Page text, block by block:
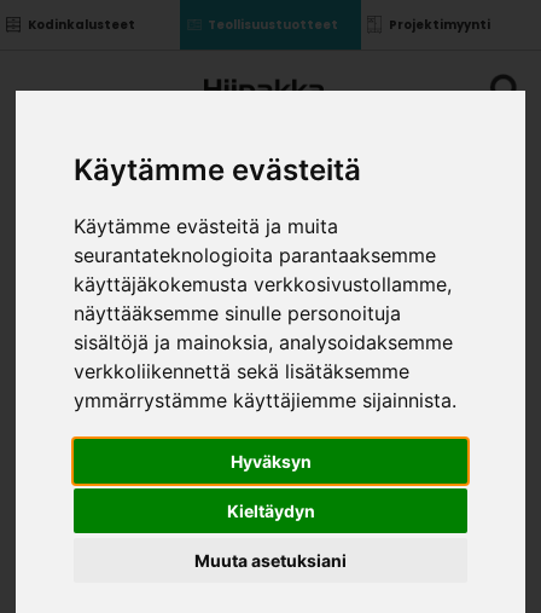
Käytämme evästeitä
Käytämme evästeitä ja muita
seurantateknologioita parantaaksemme
käyttäjäkokemusta verkkosivustollamme,
näyttääksemme sinulle personoituja
sisältöjä ja mainoksia, analysoidaksemme
verkkoliikennettä sekä lisätäksemme
ymmärrystämme käyttäjiemme sijainnista.
Hyväksyn
Kieltäydyn
Muuta asetuksiani
Kodinkalusteet Teollisuustuotteet Projektimyynti
PURE BOX TAKASARJA 500
Teollisuustuotteet»Kalusterungot ja ovet»
Irtokomponentit »Pure box takasarja 500
KOKO